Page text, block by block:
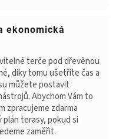
ekonomická
terče pod dřevěnou
díky tomu ušetříte čas a
můžete postavit
Abychom Vám to
zpracujeme zdarma
terasy, pokud si
zaměřit.